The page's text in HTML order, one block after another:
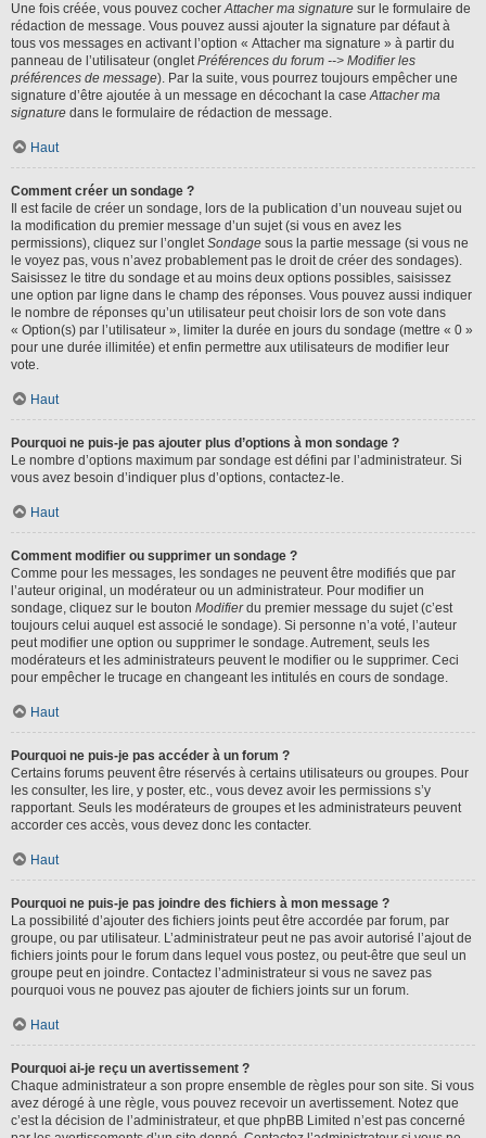
Une fois créée, vous pouvez cocherAttacher ma signature sur le formulaire de
rédaction de message. Vous pouvez aussi ajouter la signature par défaut à
tous vos messages en activant l’option « Attacher ma signature » à partir du
panneau de l’utilisateur (ongletPréférences du forum --> Modifier les
préférences de message). Par la suite, vous pourrez toujours empêcher une
signature d’être ajoutée à un message en décochant la caseAttacher ma
signature dans le formulaire de rédaction de message.
Haut
Comment créer un sondage ?
Il est facile de créer un sondage, lors de la publication d’un nouveau sujet ou
la modification du premier message d’un sujet (si vous en avez les
permissions), cliquez sur l’ongletSondage sous la partie message (si vous ne
le voyez pas, vous n’avez probablement pas le droit de créer des sondages).
Saisissez le titre du sondage et au moins deux options possibles, saisissez
une option par ligne dans le champ des réponses. Vous pouvez aussi indiquer
le nombre de réponses qu’un utilisateur peut choisir lors de son vote dans
« Option(s) par l’utilisateur », limiter la durée en jours du sondage (mettre « 0 »
pour une durée illimitée) et enfin permettre aux utilisateurs de modifier leur
vote.
Haut
Pourquoi ne puis-je pas ajouter plus d’options à mon sondage ?
Le nombre d’options maximum par sondage est défini par l’administrateur. Si
vous avez besoin d’indiquer plus d’options, contactez-le.
Haut
Comment modifier ou supprimer un sondage ?
Comme pour les messages, les sondages ne peuvent être modifiés que par
l’auteur original, un modérateur ou un administrateur. Pour modifier un
sondage, cliquez sur le bouton Modifierdu premier message du sujet (c’est
toujours celui auquel est associé le sondage). Si personne n’a voté, l’auteur
peut modifier une option ou supprimer le sondage. Autrement, seuls les
modérateurs et les administrateurs peuvent le modifier ou le supprimer. Ceci
pour empêcher le trucage en changeant les intitulés en cours de sondage.
Haut
Pourquoi ne puis-je pas accéder à un forum ?
Certains forums peuvent être réservés à certains utilisateurs ou groupes. Pour
les consulter, les lire, y poster, etc., vous devez avoir les permissions s’y
rapportant. Seuls les modérateurs de groupes et les administrateurs peuvent
accorder ces accès, vous devez donc les contacter.
Haut
Pourquoi ne puis-je pas joindre des fichiers à mon message ?
La possibilité d’ajouter des fichiers joints peut être accordée par forum, par
groupe, ou par utilisateur. L’administrateur peut ne pas avoir autorisé l’ajout de
fichiers joints pour le forum dans lequel vous postez, ou peut-être que seul un
groupe peut en joindre. Contactez l’administrateur si vous ne savez pas
pourquoi vous ne pouvez pas ajouter de fichiers joints sur un forum.
Haut
Pourquoi ai-je reçu un avertissement ?
Chaque administrateur a son propre ensemble de règles pour son site. Si vous
avez dérogé à une règle, vous pouvez recevoir un avertissement. Notez que
c’est la décision de l’administrateur, et que phpBB Limited n’est pas concerné